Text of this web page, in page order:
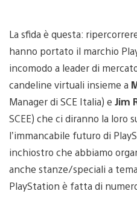
La sfida è questa:
hanno portato il marchio
incomodo a leader di
candeline virtuali insieme a
Manager di SCE Italia) e Jim
SCEE) che ci diranno la loro
l’immancabile futuro di
inchiostro che abbiamo
anche stanze/speciali a
PlayStation è fatta di